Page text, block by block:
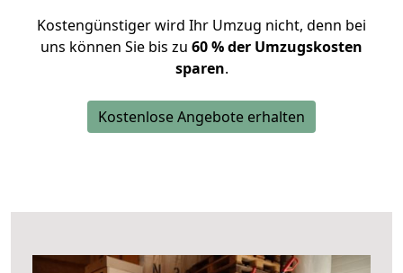
Kostengünstiger wird Ihr Umzug nicht, denn bei
uns können Sie bis zu 60 % der Umzugskosten
sparen.
Kostenlose Angebote erhalten